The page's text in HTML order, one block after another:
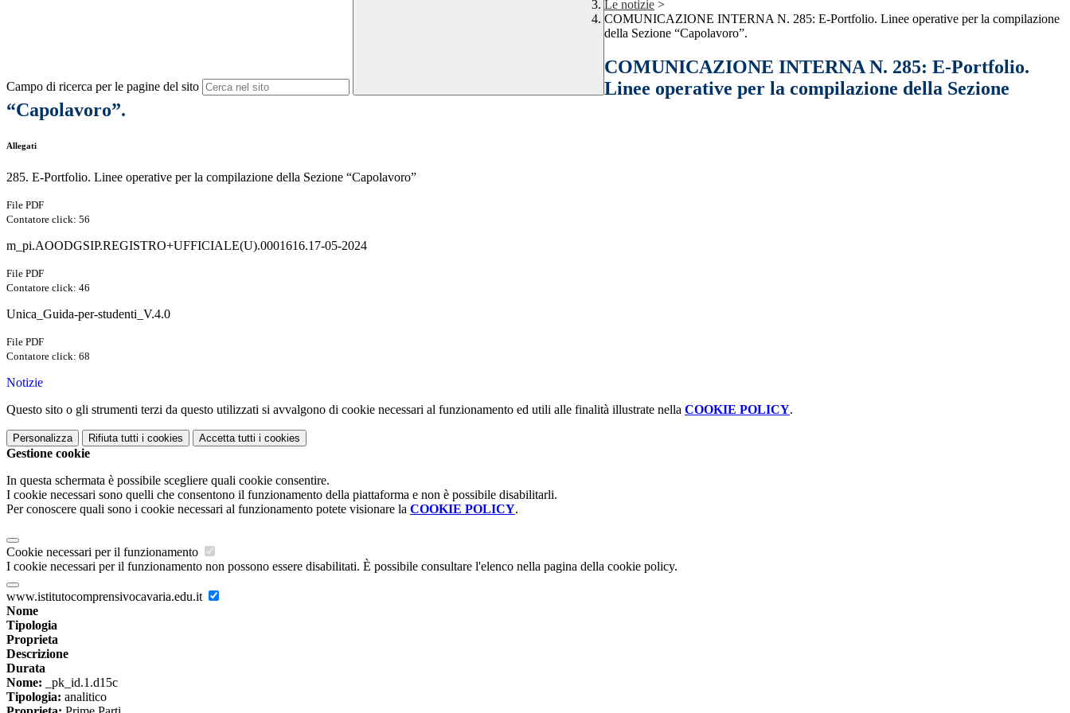
Campo di ricerca per le pagine del sito
Le notizie >
COMUNICAZIONE INTERNA N. 285: E-Portfolio. Linee operative per la compilazione
della Sezione “Capolavoro”.
COMUNICAZIONE INTERNA N. 285: E-Portfolio.
Linee operative per la compilazione della Sezione
“Capolavoro”.
Allegati
285. E-Portfolio. Linee operative per la compilazione della Sezione “Capolavoro”
File PDF
Contatore click: 56
m_pi.AOODGSIP.REGISTRO+UFFICIALE(U).0001616.17-05-2024
File PDF
Contatore click: 46
Unica_Guida-per-studenti_V.4.0
File PDF
Contatore click: 68
Notizie
Questo sito o gli strumenti terzi da questo utilizzati si avvalgono di cookie necessari al funzionamento ed utili alle finalità illustrate nella COOKIE POLICY.
Personalizza Rifiuta tutti i cookies Accetta tutti i cookies
Gestione cookie
In questa schermata è possibile scegliere quali cookie consentire.
I cookie necessari sono quelli che consentono il funzionamento della piattaforma e non è possibile disabilitarli.
Per conoscere quali sono i cookie necessari al funzionamento potete visionare la COOKIE POLICY.
Cookie necessari per il funzionamento
I cookie necessari per il funzionamento non possono essere disabilitati. È possibile consultare l'elenco nella pagina della cookie policy.
www.istitutocomprensivocavaria.edu.it
Nome
Tipologia
Proprieta
Descrizione
Durata
Nome: _pk_id.1.d15c
Tipologia: analitico